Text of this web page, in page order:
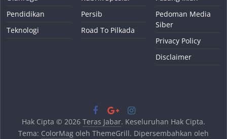
Pendidikan
Teknologi
Persib
Road To Pilkada
Pedoman Media
Siber
Privacy Policy
Disclaimer
Hak Cipta © 2026 Teras Jabar. Keseluruhan Hak Cipta.
Tema: ColorMagoleh ThemeGrill. Dipersembahkan oleh